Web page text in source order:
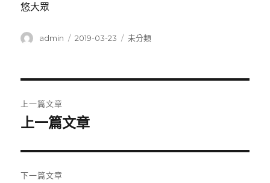
悠大眾
作
admin
發
2019-03-23
分
未分類
章
覽
上一篇文章
上
篇
文
上一篇文章
下一篇文章